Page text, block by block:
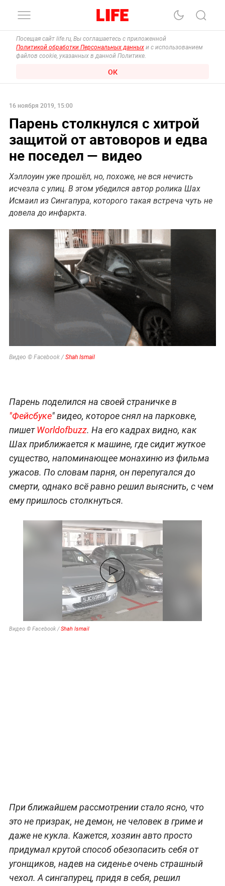
Посещая сайт life.ru, Вы соглашаетесь с приложенной
Политикой обработки Персональных данных и с использованием
файлов cookie, указанных в данной Политике.
ОК
16 ноября 2019, 15:00
Парень столкнулся с хитрой
защитой от автоворов и едва
не поседел — видео
Хэллоуин уже прошёл, но, похоже, не вся нечисть
исчезла с улиц. В этом убедился автор ролика Шах
Исмаил из Сингапура, которого такая встреча чуть не
довела до инфаркта.
Видео © Facebook / Shah Ismail
Парень поделился на своей страничке в
"Фейсбуке" видео, которое снял на парковке,
пишетWorldofbuzz. На его кадрах видно, как
Шах приближается к машине, где сидит жуткое
существо, напоминающее монахиню из фильма
ужасов. По словам парня, он перепугался до
смерти, однако всё равно решил выяснить, с чем
ему пришлось столкнуться.
Видео © Facebook /Shah Ismail
При ближайшем рассмотрении стало ясно, что
это не призрак, не демон, не человек в гриме и
даже не кукла. Кажется, хозяин авто просто
придумал крутой способ обезопасить себя от
угонщиков, надев на сиденье очень страшный
чехол. А сингапурец, придя в себя, решил